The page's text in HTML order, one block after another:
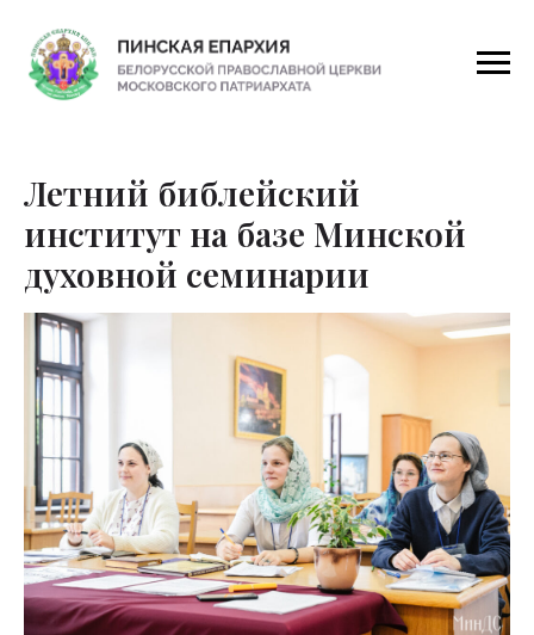
Летний библейский
институт на базе Минской
духовной семинарии